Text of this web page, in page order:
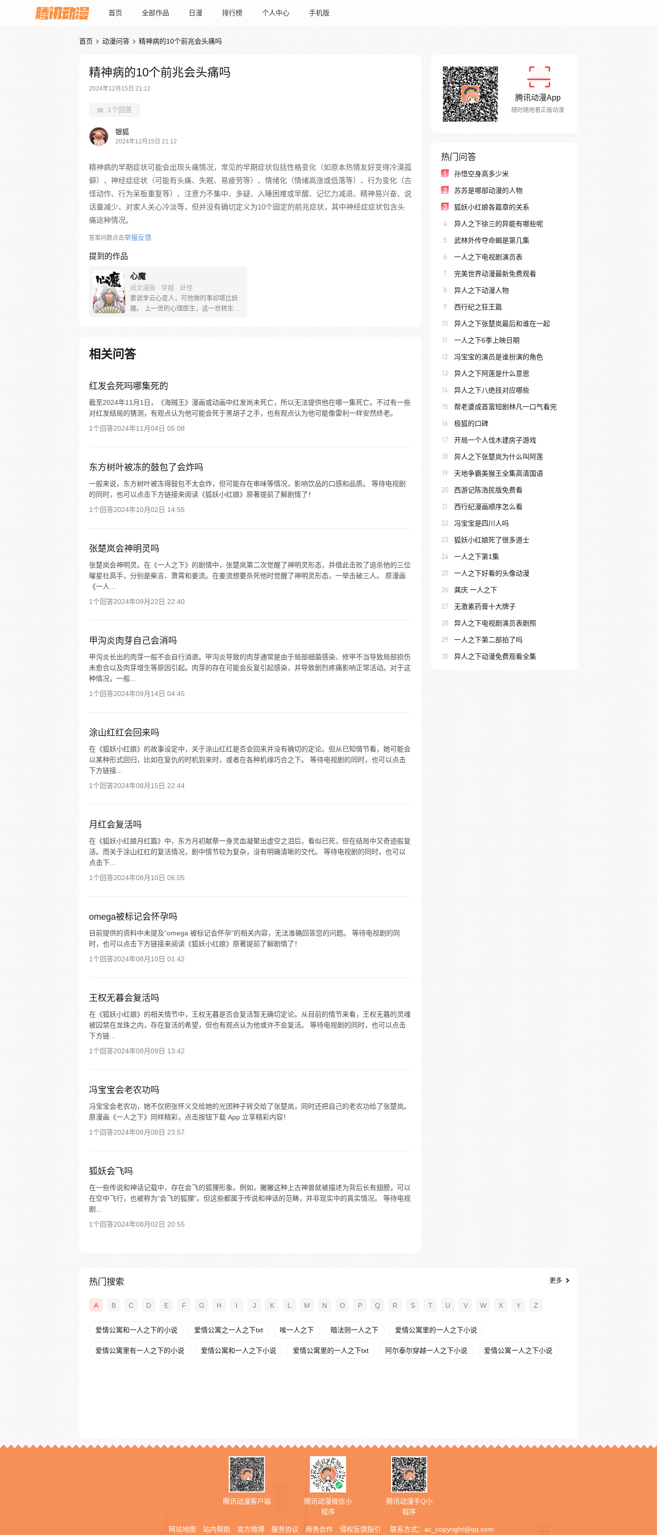
首页 全部作品 日漫 排行榜 个人中心 手机版
首页  动漫问答  精神病的10个前兆会头痛吗
精神病的10个前兆会头痛吗
2024年12月15日 21:12
1个回答
银狐
2024年12月15日 21:12
精神病的早期症状可能会出现头痛情况，常见的早期症状包括性格变化（如原本热情友好变得冷漠孤
僻）、神经症症状（可能有头痛、失眠、易疲劳等）、情绪化（情绪高涨或低落等）、行为变化（古
怪动作、行为呆板重复等）、注意力不集中、多疑、入睡困难或早醒、记忆力减退、精神易兴奋、说
话量减少、对家人关心冷淡等，但并没有确切定义为10个固定的前兆症状，其中神经症症状包含头
痛这种情况。
答案问题点击举报反馈
提到的作品
心魔
阅文漫画 · 穿越 · 妖怪
要说李云心是人，可他做的事却堪比妖
魔。 上一世的心理医生，这一世转生为
棋子。 就连拿人魂魄的黑白阎君见了他
也要问一句：食人心魔何处来？ 李云心
相关问答
红发会死吗哪集死的
截至2024年11月1日，《海贼王》漫画或动画中红发尚未死亡，所以无法提供他在哪一集死亡。不过有一些
对红发结局的猜测，有观点认为他可能会死于黑胡子之手，也有观点认为他可能像雷利一样安然终老。
1个回答2024年11月04日 05:08
东方树叶被冻的鼓包了会炸吗
一般来说，东方树叶被冻得鼓包不太会炸，但可能存在串味等情况，影响饮品的口感和品质。 等待电视剧
的同时，也可以点击下方链接来阅读《狐妖小红娘》原著提前了解剧情了！
1个回答2024年10月02日 14:55
张楚岚会神明灵吗
张楚岚会神明灵。在《一人之下》的剧情中，张楚岚第二次觉醒了神明灵形态，并借此击败了追杀他的三位
曜星社高手，分别是柴言、萧霄和姜流。在姜流想要杀死他时觉醒了神明灵形态，一举击破三人。 原漫画
《一人...
1个回答2024年09月22日 22:40
甲沟炎肉芽自己会消吗
甲沟炎长出的肉芽一般不会自行消退。甲沟炎导致的肉芽通常是由于局部细菌感染、修甲不当导致局部损伤
未愈合以及肉芽增生等原因引起。肉芽的存在可能会反复引起感染，并导致剧烈疼痛影响正常活动。对于这
种情况，一般...
1个回答2024年09月14日 04:45
涂山红红会回来吗
在《狐妖小红娘》的故事设定中，关于涂山红红是否会回来并没有确切的定论。但从已知情节看，她可能会
以某种形式回归，比如在复仇的时机到来时，或者在各种机缘巧合之下。 等待电视剧的同时，也可以点击
下方链接...
1个回答2024年08月15日 22:44
月红会复活吗
在《狐妖小红娘月红篇》中，东方月初献祭一身灵血凝聚出虚空之泪后，看似已死，但在结局中又奇迹般复
活。而关于涂山红红的复活情况，剧中情节较为复杂，没有明确清晰的交代。 等待电视剧的同时，也可以
点击下...
1个回答2024年08月10日 06:05
omega被标记会怀孕吗
目前提供的资料中未提及“omega 被标记会怀孕”的相关内容，无法准确回答您的问题。 等待电视剧的同
时，也可以点击下方链接来阅读《狐妖小红娘》原著提前了解剧情了！
1个回答2024年08月10日 01:42
王权无暮会复活吗
在《狐妖小红娘》的相关情节中，王权无暮是否会复活暂无确切定论。从目前的情节来看，王权无暮的灵魂
被囚禁在龙珠之内，存在复活的希望，但也有观点认为他或许不会复活。 等待电视剧的同时，也可以点击
下方链...
1个回答2024年08月09日 13:42
冯宝宝会老农功吗
冯宝宝会老农功，她不仅把张怀义交给她的光团种子转交给了张楚岚，同时还把自己的老农功给了张楚岚。
原漫画《一人之下》同样精彩，点击按钮下载 App 立享精彩内容！
1个回答2024年08月08日 23:57
狐妖会飞吗
在一些传说和神话记载中，存在会飞的狐狸形象。例如，獙獙这种上古神兽就被描述为背后长有翅膀，可以
在空中飞行，也被称为“会飞的狐狸”。但这些都属于传说和神话的范畴，并非现实中的真实情况。 等待电视
剧...
1个回答2024年08月02日 20:55
腾讯动漫App
随时随地看正版动漫
热门问答
1 孙悟空身高多少米
2 苏苏是哪部动漫的人物
3 狐妖小红娘各篇章的关系
4 异人之下徐三的异能有哪些呢
5 武林外传夺命蝎是第几集
6 一人之下电视剧演员表
7 完美世界动漫最新免费观看
8 异人之下动漫人物
9 西行纪之狂王篇
10 异人之下张楚岚最后和谁在一起
11 一人之下6季上映日期
12 冯宝宝的演员是谁扮演的角色
13 异人之下阿莲是什么意思
14 异人之下八绝技对应哪些
15 帮老婆成首富短剧林凡一口气看完
16 极狐的口碑
17 开局一个人伐木建房子游戏
18 异人之下张楚岚为什么叫阿莲
19 天地争霸美猴王全集高清国语
20 西游记陈浩民版免费看
21 西行纪漫画顺序怎么看
22 冯宝宝是四川人吗
23 狐妖小红娘死了很多道士
24 一人之下第1集
25 一人之下好看的头像动漫
26 龚庆 一人之下
27 无激素药膏十大牌子
28 异人之下电视剧演员表剧照
29 一人之下第二部拍了吗
30 异人之下动漫免费观看全集
热门搜索 更多
A B C D E F G H I J K L M N O P Q R S T U V W X Y Z
爱情公寓和一人之下的小说 爱情公寓之一人之下txt 唉一人之下 暗法则一人之下 爱情公寓里的一人之下小说
爱情公寓里有一人之下的小说 爱情公寓和一人之下小说 爱情公寓里的一人之下txt 阿尔泰尔穿越一人之下小说 爱情公寓一人之下小说
腾讯动漫客户端
腾讯动漫微信小
程序
腾讯动漫手Q小
程序
网站地图 站内帮助 官方微博 服务协议 商务合作 侵权反馈指引 联系方式： ac_copyright@qq.com